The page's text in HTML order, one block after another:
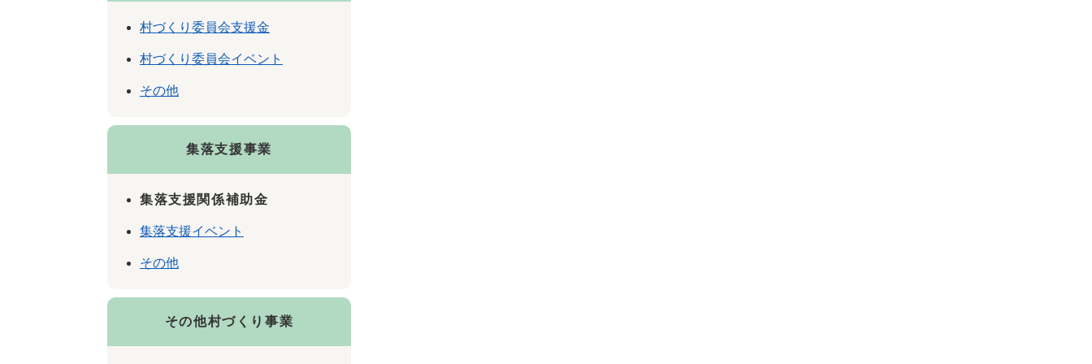
村づくり委員会支援金
村づくり委員会イベント
その他
集落支援事業
集落支援関係補助金
集落支援イベント
その他
その他村づくり事業